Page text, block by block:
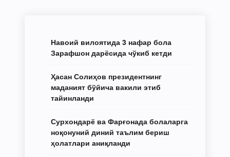
Навоий вилоятида 3 нафар бола
Зарафшон дарёсида чўкиб кетди
Ҳасан Солиҳов президентнинг
маданият бўйича вакили этиб
тайинланди
Сурхондарё ва Фарғонада болаларга
ноқонуний диний таълим бериш
ҳолатлари аниқланди